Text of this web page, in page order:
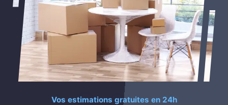
Vos estimations gratuites en 24h